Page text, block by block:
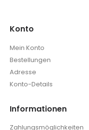
Konto
Mein Konto
Bestellungen
Adresse
Konto-Details
Informationen
Zahlungsmöglichkeiten